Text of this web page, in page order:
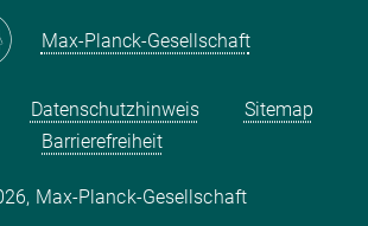
Max-Planck-Gesellschaft
Datenschutzhinweis
Sitemap
Barrierefreiheit
Max-Planck-Gesellschaft